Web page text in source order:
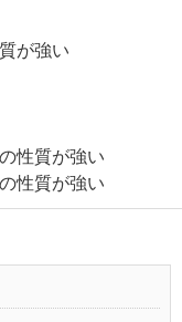
が強い
性質が強い
性質が強い